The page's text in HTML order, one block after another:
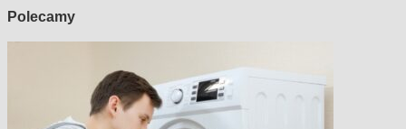
Polecamy